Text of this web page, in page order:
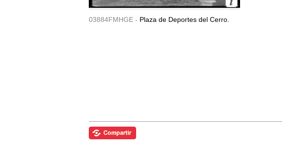
03884FMHGE - Plaza de Deportes del Cerro.